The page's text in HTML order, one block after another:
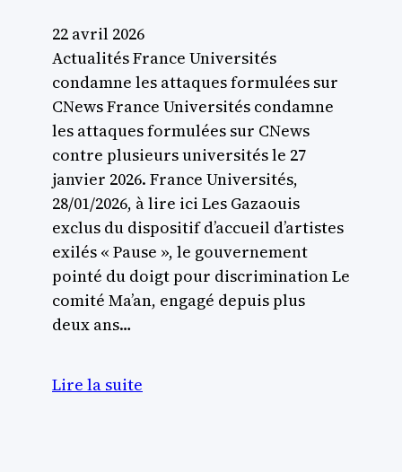
22 avril 2026
Actualités France Universités
condamne les attaques formulées sur
CNews France Universités condamne
les attaques formulées sur CNews
contre plusieurs universités le 27
janvier 2026. France Universités,
28/01/2026, à lire ici Les Gazaouis
exclus du dispositif d’accueil d’artistes
exilés « Pause », le gouvernement
pointé du doigt pour discrimination Le
comité Ma’an, engagé depuis plus
deux ans…
Lire la suite